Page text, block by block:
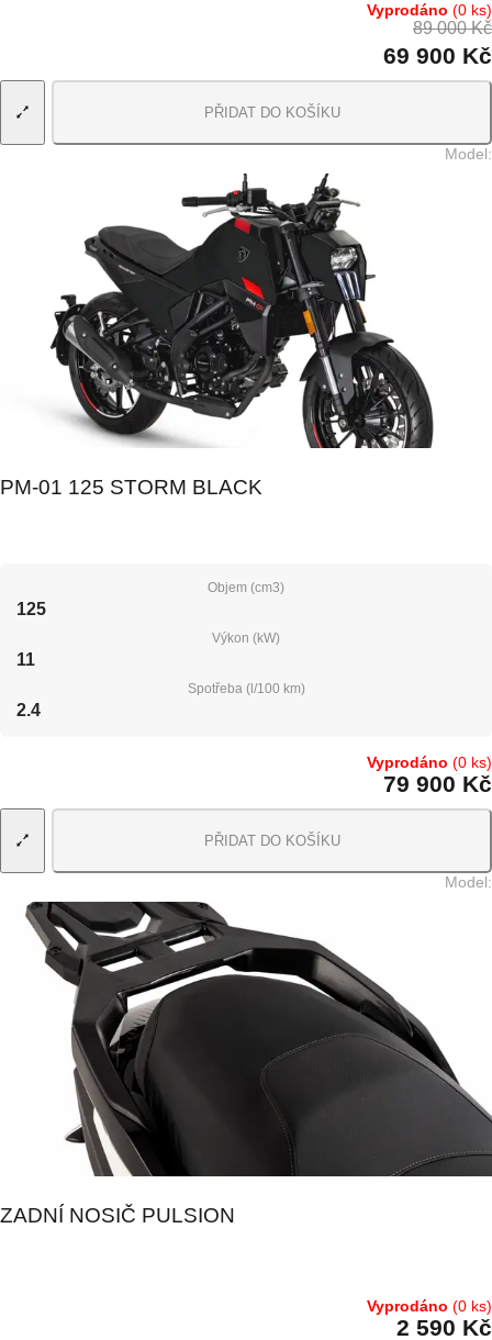
Vyprodáno (0 ks)
89 000 Kč
69 900 Kč
PŘIDAT DO KOŠÍKU
Model:
PM-01 125 STORM BLACK
Objem (cm3)
125
Výkon (kW)
11
Spotřeba (l/100 km)
2.4
Vyprodáno (0 ks)
79 900 Kč
PŘIDAT DO KOŠÍKU
Model:
ZADNÍ NOSIČ PULSION
Vyprodáno (0 ks)
2 590 Kč